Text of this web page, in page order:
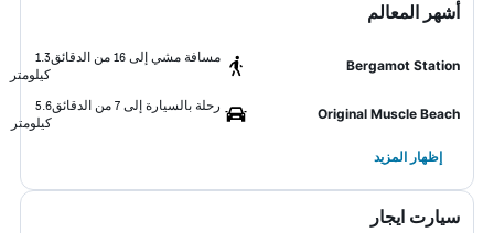
أشهر المعالم
Bergamot Station
مسافة مشي إلى 16 من الدقائق
1.3
كيلومتر
Original Muscle Beach
رحلة بالسيارة إلى 7 من الدقائق
5.6
كيلومتر
إظهار المزيد
سيارت ايجار